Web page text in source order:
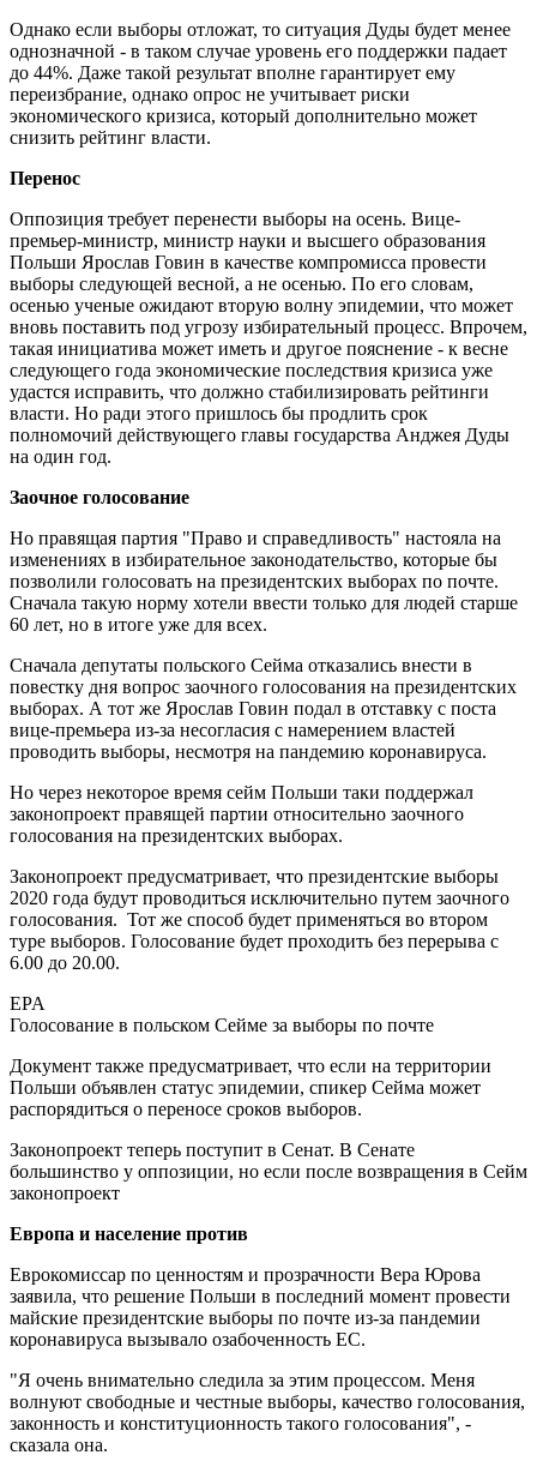
Однако если выборы отложат, то ситуация Дуды будет менее
однозначной - в таком случае уровень его поддержки падает
до 44%. Даже такой результат вполне гарантирует ему
переизбрание, однако опрос не учитывает риски
экономического кризиса, который дополнительно может
снизить рейтинг власти.
Перенос
Оппозиция требует перенести выборы на осень. Вице-
премьер-министр, министр науки и высшего образования
Польши Ярослав Говин в качестве компромисса провести
выборы следующей весной, а не осенью. По его словам,
осенью ученые ожидают вторую волну эпидемии, что может
вновь поставить под угрозу избирательный процесс. Впрочем,
такая инициатива может иметь и другое пояснение - к весне
следующего года экономические последствия кризиса уже
удастся исправить, что должно стабилизировать рейтинги
власти. Но ради этого пришлось бы продлить срок
полномочий действующего главы государства Анджея Дуды
на один год.
Заочное голосование
Но правящая партия "Право и справедливость" настояла на
изменениях в избирательное законодательство, которые бы
позволили голосовать на президентских выборах по почте.
Сначала такую норму хотели ввести только для людей старше
60 лет, но в итоге уже для всех.
Сначала депутаты польского Сейма отказались внести в
повестку дня вопрос заочного голосования на президентских
выборах. А тот же Ярослав Говин подал в отставку с поста
вице-премьера из-за несогласия с намерением властей
проводить выборы, несмотря на пандемию коронавируса.
Но через некоторое время сейм Польши таки поддержал
законопроект правящей партии относительно заочного
голосования на президентских выборах.
Законопроект предусматривает, что президентские выборы
2020 года будут проводиться исключительно путем заочного
голосования. Тот же способ будет применяться во втором
туре выборов. Голосование будет проходить без перерыва с
6.00 до 20.00.
EPA
Голосование в польском Сейме за выборы по почте
Документ также предусматривает, что если на территории
Польши объявлен статус эпидемии, спикер Сейма может
распорядиться о переносе сроков выборов.
Законопроект теперь поступит в Сенат. В Сенате
большинство у оппозиции, но если после возвращения в Сейм
законопроект
Европа и население против
Еврокомиссар по ценностям и прозрачности Вера Юрова
заявила, что решение Польши в последний момент провести
майские президентские выборы по почте из-за пандемии
коронавируса вызывало озабоченность ЕС.
"Я очень внимательно следила за этим процессом. Меня
волнуют свободные и честные выборы, качество голосования,
законность и конституционность такого голосования", -
сказала она.